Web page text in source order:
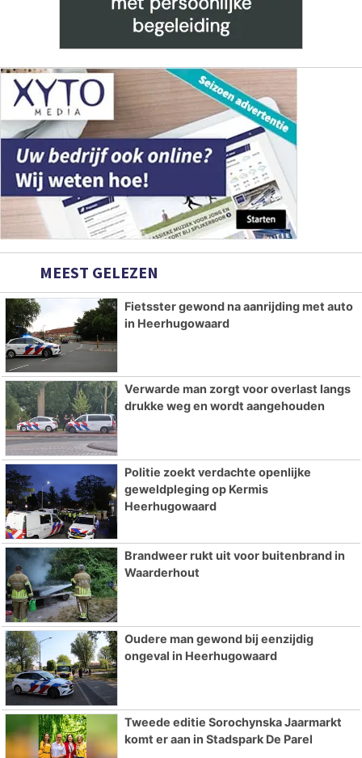
MEEST GELEZEN
Fietsster gewond na aanrijding met auto
in Heerhugowaard
Verwarde man zorgt voor overlast langs
drukke weg en wordt aangehouden
Politie zoekt verdachte openlijke
geweldpleging op Kermis
Heerhugowaard
Brandweer rukt uit voor buitenbrand in
Waarderhout
Oudere man gewond bij eenzijdig
ongeval in Heerhugowaard
Tweede editie Sorochynska Jaarmarkt
komt er aan in Stadspark De Parel